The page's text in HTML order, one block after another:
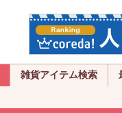
雑貨アイテム検索